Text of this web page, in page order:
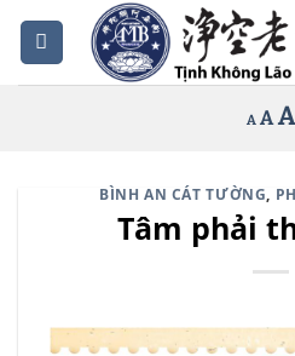
Bỏ
qua
nội
A
size.
A A
BÌNH AN CÁT TƯỜNG,
Tâm phải